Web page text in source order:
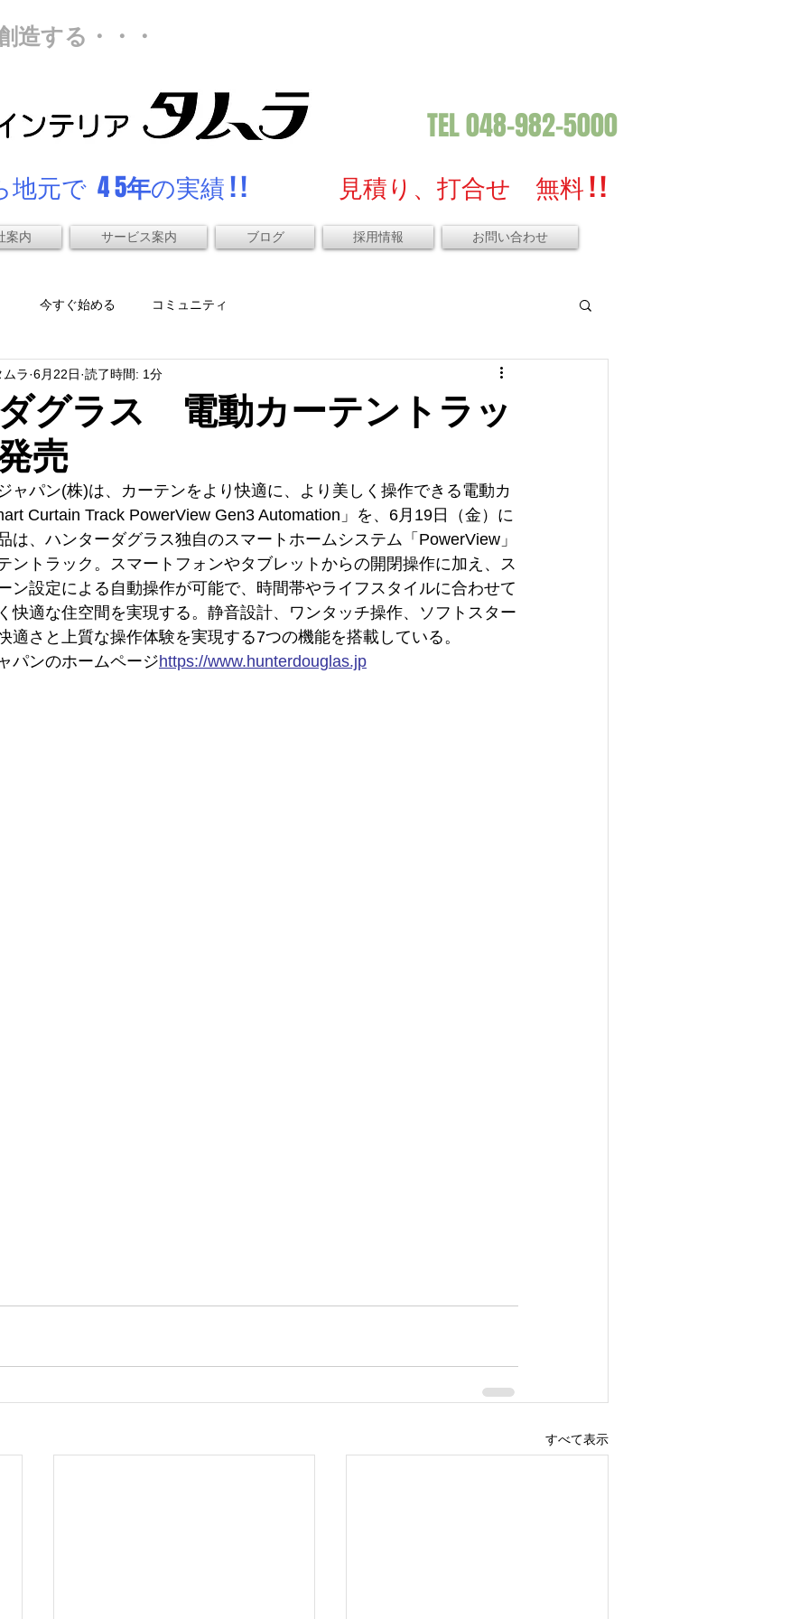
造する・・・
TEL 048-982-5000
元で 4 5年の実績 ! ! 見積り、打合せ 無料 ! !
案内 サービス案内 ブログ 採用情報 お問い合わせ
今すぐ始める コミュニティ
グラス 電動カーテントラッ
売
ラ 6月22日 読了時間: 1分
パン(株)は、カーテンをより快適に、より美しく操作できる電動カ
Curtain Track PowerView Gen3 Automation」を、6月19日（金）に
は、ハンターダグラス独自のスマートホームシステム「PowerView」
ントラック。スマートフォンやタブレットからの開閉操作に加え、ス
ン設定による自動操作が可能で、時間帯やライフスタイルに合わせて
快適な住空間を実現する。静音設計、ワンタッチ操作、ソフトスター
適さと上質な操作体験を実現する7つの機能を搭載している。
パンのホームページhttps://www.hunterdouglas.jp
すべて表示